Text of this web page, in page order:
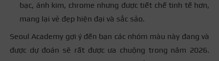
bạc, ánh kim, chrome nhưng được tiết chế tinh tế hơn,
mang lại vẻ đẹp hiện đại và sắc sảo.
Seoul Academy gợi ý đến bạn các nhóm màu này đang và
được dự đoán sẽ rất được ưa chuộng trong năm 2026.